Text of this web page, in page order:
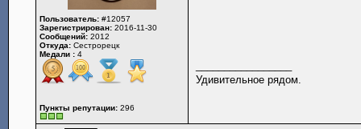
Пользователь: #12057
Зарегистрирован: 2016-11-30
Сообщений: 2012
Откуда: Сестрорецк
Медали : 4
Пункты репутации: 296
Удивительное рядом.